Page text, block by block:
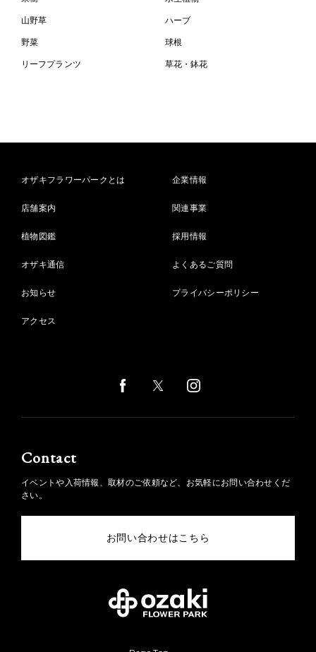
山野草 ハーブ
野菜 球根
リーフプランツ 草花・鉢花
オザキフラワーパークとは
店舗案内
植物図鑑
オザキ通信
お知らせ
アクセス
企業情報
関連事業
採用情報
よくあるご質問
プライバシーポリシー
Contact
イベントや入荷情報、取材のご依頼など、お気軽にお問い合わせくだ
さい。
お問い合わせはこちら